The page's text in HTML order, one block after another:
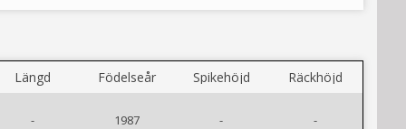
Längd Födelseår Spikehöjd Räckhöjd
- 1987 - -